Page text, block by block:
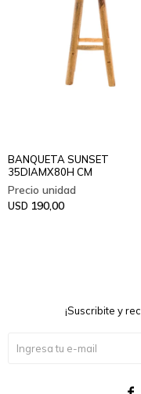
BANQUETA SUNSET
35DIAMX80H CM
USD 190,00
¡Suscribite y
